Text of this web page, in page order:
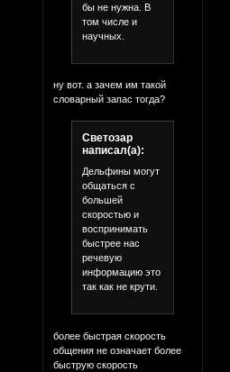
бы не нужна. В
том числе и
научных.
ну вот. а зачем им такой
словарный запас тогда?
Светозар
написал(а):
Дельфины могут
общаться с
большей
скоростью и
воспринимать
быстрее нас
речевую
информацию это
так как не крути.
более быстрая скорость
общения не означает более
быструю скорость